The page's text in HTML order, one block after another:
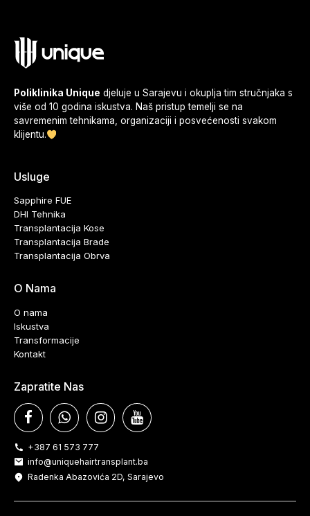
Poliklinika Unique djeluje u Sarajevu i okuplja tim stručnjaka s
više od 10 godina iskustva. Naš pristup temelji se na
savremenim tehnikama, organizaciji i posvećenosti svakom
klijentu.
Usluge
Sapphire FUE
DHI Tehnika
Transplantacija Kose
Transplantacija Brade
Transplantacija Obrva
O Nama
O nama
Iskustva
Transformacije
Kontakt
Zapratite Nas
+387 61 573 777
info@uniquehairtransplant.ba
Radenka Abazovića 2D, Sarajevo